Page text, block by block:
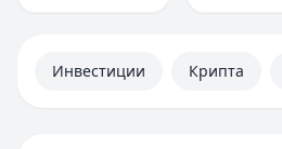
Инвестиции Крипта